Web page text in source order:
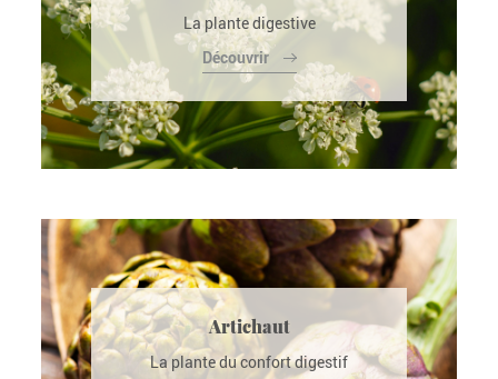
La plante digestive
Découvrir
Artichaut
La plante du confort digestif